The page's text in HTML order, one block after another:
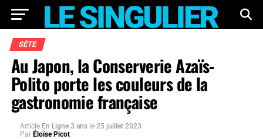
SÈTE
Au Japon, la Conserverie Azaïs-
Polito porte les couleurs de la
gastronomie française
Article En Ligne 3 ans le 25 juillet 2023
Par Éloïse Picot